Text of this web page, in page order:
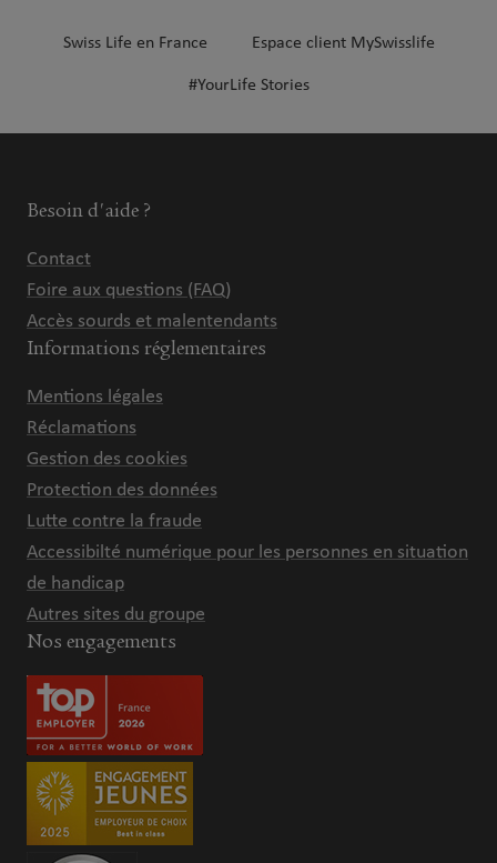
Swiss Life en France Espace client MySwisslife
#YourLife Stories
Besoin d'aide ?
Contact
Foire aux questions (FAQ)
Accès sourds et malentendants
Informations réglementaires
Mentions légales
Réclamations
Gestion des cookies
Protection des données
Lutte contre la fraude
Accessibilté numérique pour les personnes en situation
de handicap
Autres sites du groupe
Nos engagements